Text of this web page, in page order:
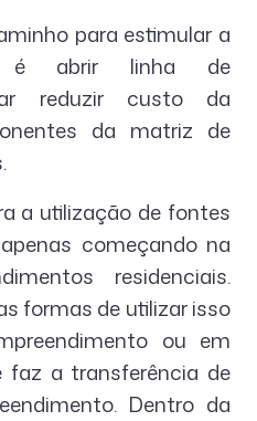
para estimular a
é abrir linha de
reduzir custo da
da matriz de
a utilização de fontes
começando na
residenciais.
formas de utilizar isso
ou em
faz a transferência de
Dentro da